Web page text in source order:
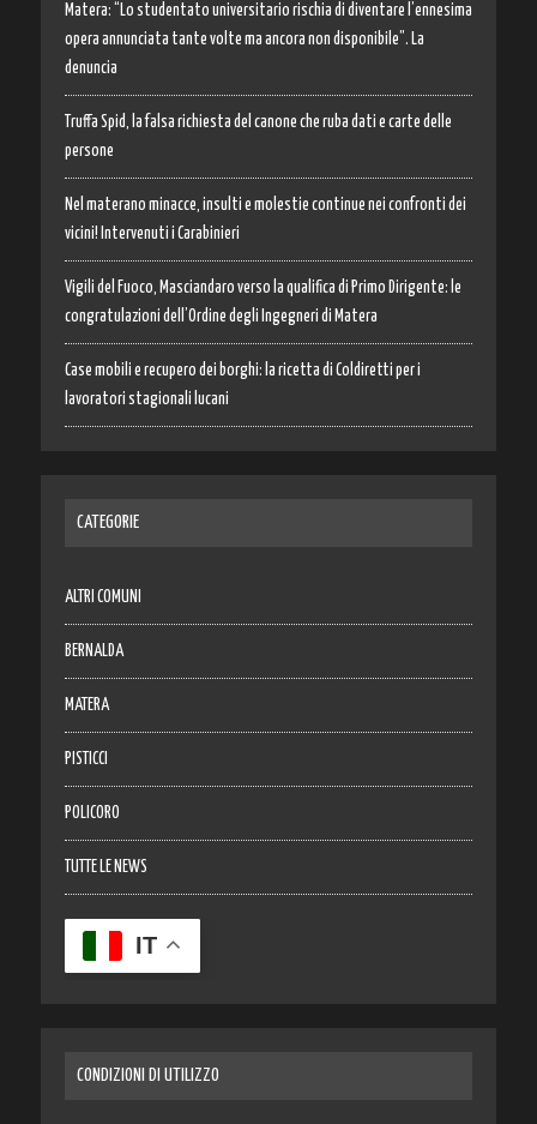
Matera: “Lo studentato universitario rischia di diventare l’ennesima
opera annunciata tante volte ma ancora non disponibile”. La
denuncia
Truffa Spid, la falsa richiesta del canone che ruba dati e carte delle
persone
Nel materano minacce, insulti e molestie continue nei confronti dei
vicini! Intervenuti i Carabinieri
Vigili del Fuoco, Masciandaro verso la qualifica di Primo Dirigente: le
congratulazioni dell’Ordine degli Ingegneri di Matera
Case mobili e recupero dei borghi: la ricetta di Coldiretti per i
lavoratori stagionali lucani
CATEGORIE
ALTRI COMUNI
BERNALDA
MATERA
PISTICCI
POLICORO
TUTTE LE NEWS
IT
CONDIZIONI DI UTILIZZO